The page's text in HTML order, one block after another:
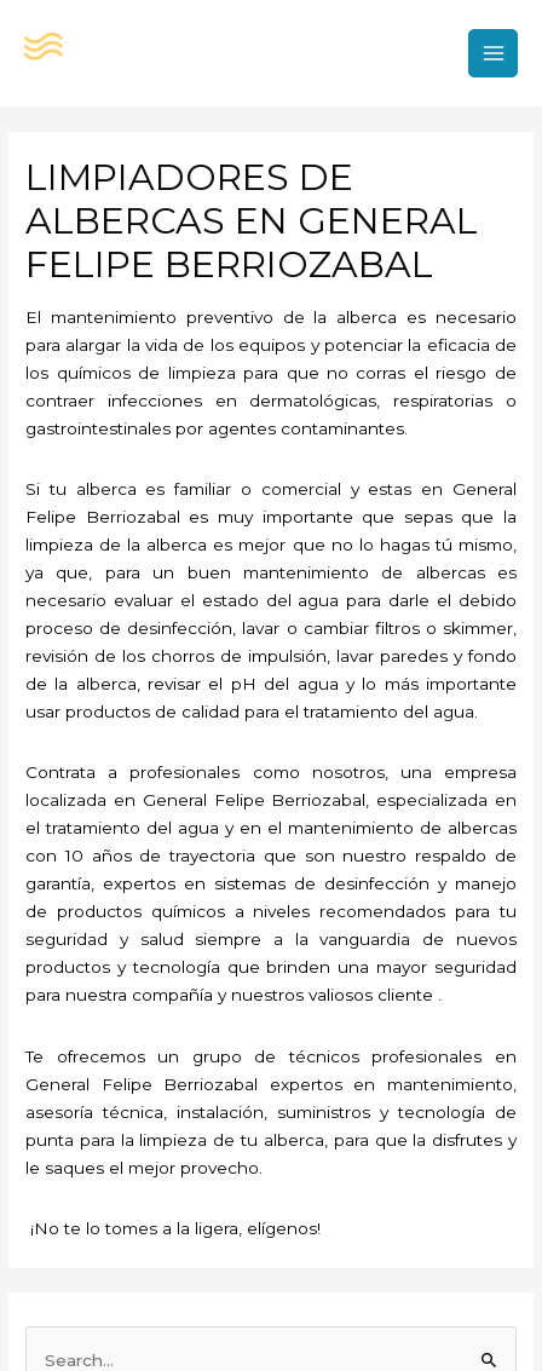
LIMPIADORES DE
ALBERCAS EN GENERAL
FELIPE BERRIOZABAL
El mantenimiento preventivo de la alberca es necesario
para alargar la vida de los equipos y potenciar la eficacia de
los químicos de limpieza para que no corras el riesgo de
contraer infecciones en dermatológicas, respiratorias o
gastrointestinales por agentes contaminantes.
Si tu alberca es familiar o comercial y estas en General
Felipe Berriozabal es muy importante que sepas que la
limpieza de la alberca es mejor que no lo hagas tú mismo,
ya que, para un buen mantenimiento de albercas es
necesario evaluar el estado del agua para darle el debido
proceso de desinfección, lavar o cambiar filtros o skimmer,
revisión de los chorros de impulsión, lavar paredes y fondo
de la alberca, revisar el pH del agua y lo más importante
usar productos de calidad para el tratamiento del agua.
Contrata a profesionales como nosotros, una empresa
localizada en General Felipe Berriozabal, especializada en
el tratamiento del agua y en el mantenimiento de albercas
con 10 años de trayectoria que son nuestro respaldo de
garantía, expertos en sistemas de desinfección y manejo
de productos químicos a niveles recomendados para tu
seguridad y salud siempre a la vanguardia de nuevos
productos y tecnología que brinden una mayor seguridad
para nuestra compañía y nuestros valiosos cliente .
Te ofrecemos un grupo de técnicos profesionales en
General Felipe Berriozabal expertos en mantenimiento,
asesoría técnica, instalación, suministros y tecnología de
punta para la limpieza de tu alberca, para que la disfrutes y
le saques el mejor provecho.
¡No te lo tomes a la ligera, elígenos!